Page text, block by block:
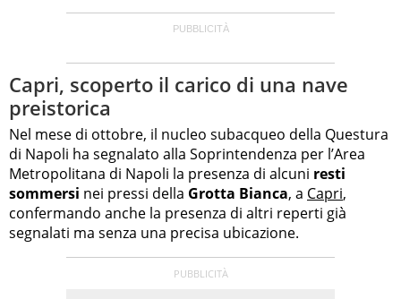
Capri, scoperto il carico di una nave
preistorica
Nel mese di ottobre, il nucleo subacqueo della Questura
di Napoli ha segnalato alla Soprintendenza per l’Area
Metropolitana di Napoli la presenza di alcuni resti
sommersi nei pressi della Grotta Bianca, a Capri,
confermando anche la presenza di altri reperti già
segnalati ma senza una precisa ubicazione.